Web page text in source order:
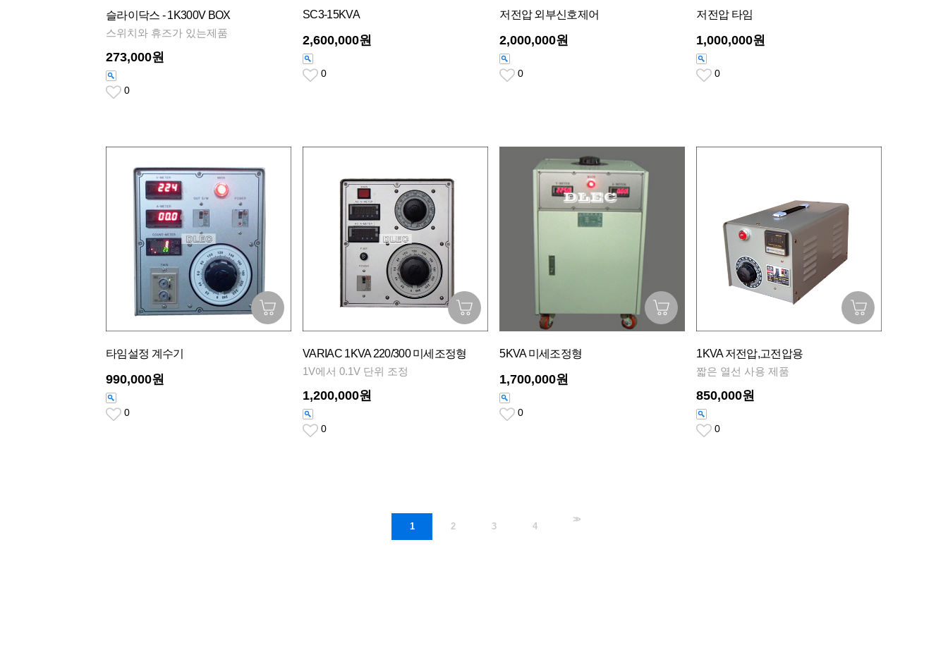
슬라이닥스 - 1K300V BOX
스위치와 휴즈가 있는제품
273,000원
0
SC3-15KVA
2,600,000원
0
저전압 외부신호제어
2,000,000원
0
저전압 타임
1,000,000원
0
타임설정 계수기
990,000원
0
VARIAC 1KVA 220/300 미세조정형
1V에서 0.1V 단위 조정
1,200,000원
0
5KVA 미세조정형
1,700,000원
0
1KVA 저전압,고전압용
짧은 열선 사용 제품
850,000원
0
1 2 3 4
>>